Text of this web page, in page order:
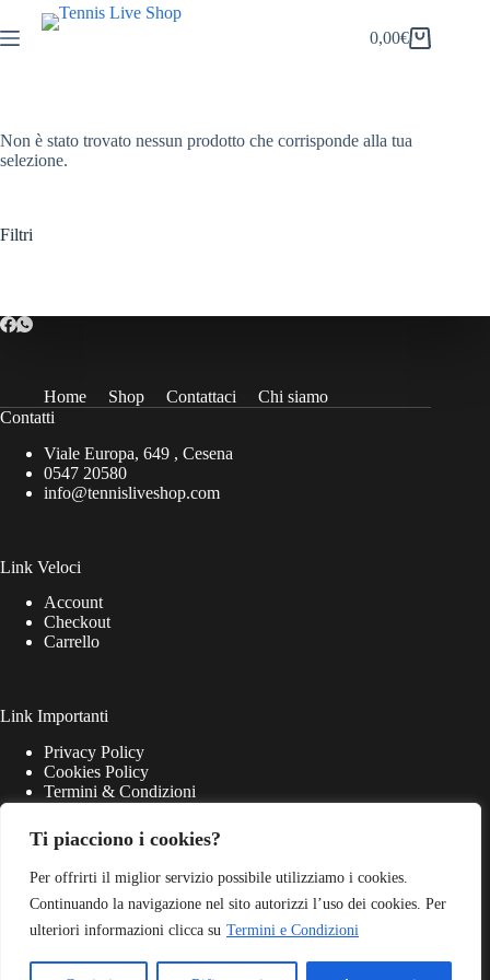
Ti piacciono i cookies?
Per offrirti il miglior servizio possibile utilizziamo i cookies.
Continuando la navigazione nel sito autorizzi l’uso dei cookies. Per
ulteriori informazioni clicca su Termini e Condizioni
al
contenuto
Carrello
0,00€
Non è stato trovato nessun prodotto che corrisponde alla tua
selezione.
Filtri
Home Shop Contattaci
Chi siamo
Contatti
Viale Europa, 649 , Cesena
0547 20580
info@tennisliveshop.com
Link Veloci
Account
Checkout
Carrello
Link Importanti
Privacy Policy
Cookies Policy
Termini & Condizioni